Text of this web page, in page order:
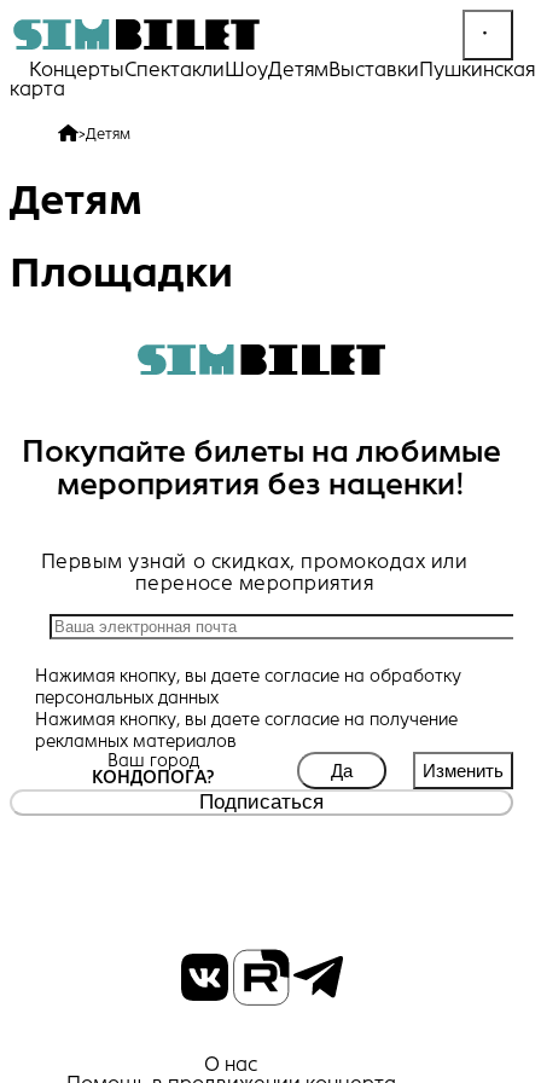
КонцертыСпектакли ШоуДетямВыставкиПушкинская
карта
>Детям
Детям
Площадки
Покупайте билеты на любимые
мероприятия без наценки!
Первым узнай о скидках, промокодах или
переносе мероприятия
Нажимая кнопку, вы даете согласие на обработку
персональных данных
Нажимая кнопку, вы даете согласие на получение
рекламных материалов
Ваш город
КОНДОПОГА?
Да Изменить
Подписаться
О нас